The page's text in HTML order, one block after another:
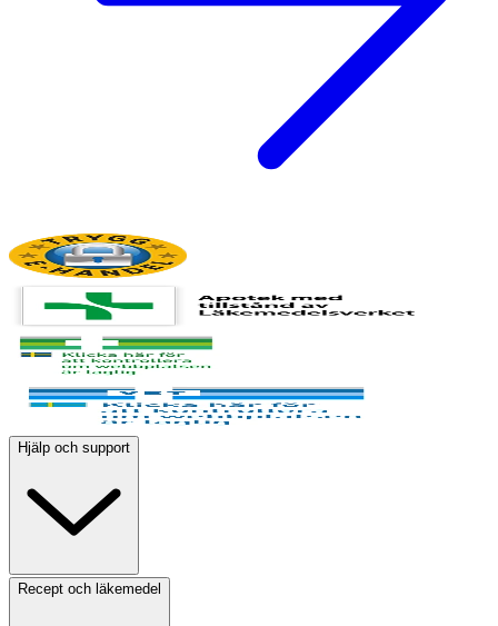
Hjälp och support
Recept och läkemedel